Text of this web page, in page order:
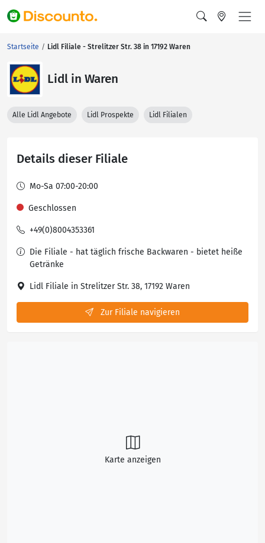
Startseite Lidl Filiale - Strelitzer Str. 38 in 17192 Waren
Lidl in Waren
Alle Lidl Angebote Lidl Prospekte Lidl Filialen
Details dieser Filiale
Mo-Sa 07:00-20:00
Geschlossen
+49(0)8004353361
Die Filiale - hat täglich frische Backwaren - bietet heiße
Getränke
Lidl Filiale in Strelitzer Str. 38, 17192 Waren
Zur Filiale navigieren
Karte anzeigen